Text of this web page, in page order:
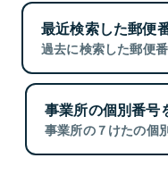
最近検索した郵便
過去に検索した郵便
事業所の個別番号
事業所の７けたの個